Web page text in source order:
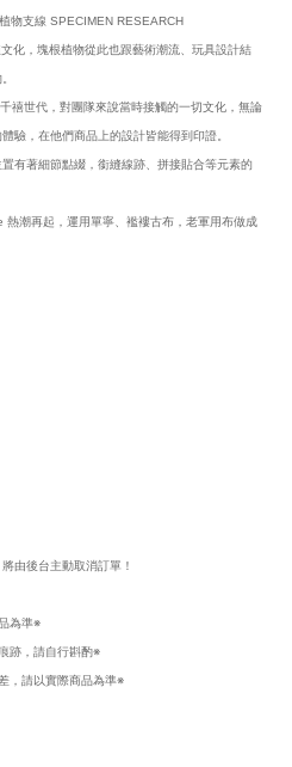
物支線 SPECIMEN RESEARCH
化，塊根植物從此也跟藝術潮流、玩具設計結
禧世代，對團隊來說當時接觸的一切文化，無論
驗，在他們商品上的設計皆能得到印證。
有著細節點綴，銜縫線跡、拼接貼合等元素的
潮再起，運用單寧、襤褸古布，老軍用布做成
由後台主動取消訂單！
為準※
跡，請自行斟酌※
，請以實際商品為準※